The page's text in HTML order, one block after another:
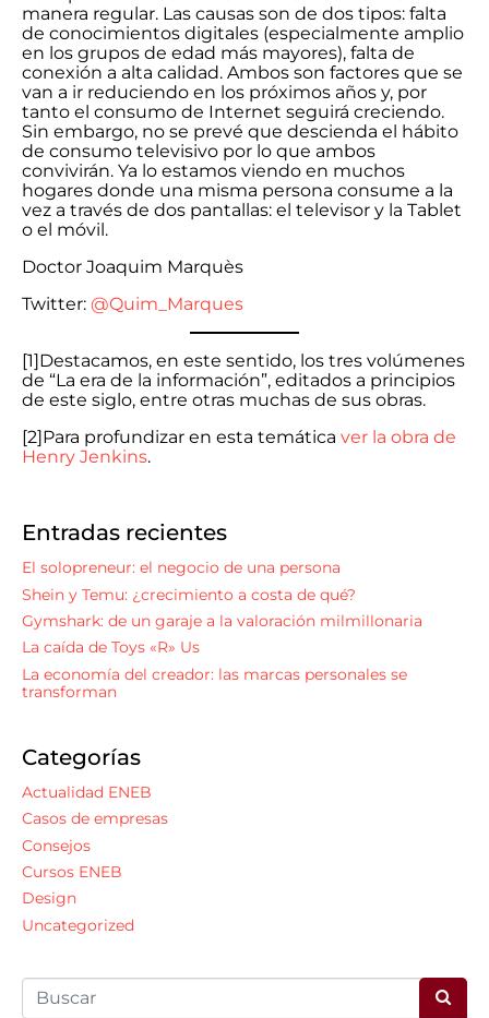
manera regular. Las causas son de dos tipos: falta
de conocimientos digitales (especialmente amplio
en los grupos de edad más mayores), falta de
conexión a alta calidad. Ambos son factores que se
van a ir reduciendo en los próximos años y, por
tanto el consumo de Internet seguirá creciendo.
Sin embargo, no se prevé que descienda el hábito
de consumo televisivo por lo que ambos
convivirán. Ya lo estamos viendo en muchos
hogares donde una misma persona consume a la
vez a través de dos pantallas: el televisor y la Tablet
o el móvil.
Doctor Joaquim Marquès
Twitter: @Quim_Marques
[1]Destacamos, en este sentido, los tres volúmenes
de “La era de la información”, editados a principios
de este siglo, entre otras muchas de sus obras.
[2]Para profundizar en esta temática ver la obra de
Henry Jenkins.
Entradas recientes
El solopreneur: el negocio de una persona
Shein y Temu: ¿crecimiento a costa de qué?
Gymshark: de un garaje a la valoración milmillonaria
La caída de Toys «R» Us
La economía del creador: las marcas personales se
transforman
Categorías
Actualidad ENEB
Casos de empresas
Consejos
Cursos ENEB
Design
Uncategorized